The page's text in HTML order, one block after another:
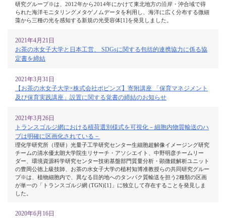
研究グループ※は、2012年から2014年にかけて東北地方の沿岸・沖合域で得
られた海洋モニタリングメタゲノムデータを利用し、海洋に広く分布する微細
藻から三種の光を感知する新規の光受容体[1]を発見しました。
2021年4月21日
お茶の水女子大学と日本工営、 SDGsに関する包括的連携協力に係る協
定書を締結
2021年3月31日
【お茶の水女子大学×株式会社ポピンズ】寄附講座 「保育マネジメント
及び保育実践講座」設置に関する覚書の締結のお知らせ
2021年3月26日
トランスゴルジ網における積荷選別様式を可視化－細胞内物質輸送のハ
ブは明確に区画化されている－
理化学研究所（理研）光量子工学研究センター生細胞超解像イメージング研究
チームの清水優太朗大学院生リサーチ・アソシエイト、中野明彦チームリー
ダー、環境資源科学研究センター技術基盤部門質量分析・顕微鏡解析ユニット
の豊岡公徳上級技師、お茶の水女子大学の植村知博准教授らの共同研究グルー
プ※は、植物細胞内で、異なる目的地へのタンパク質輸送を担う2種類の区画
が単一の「トランスゴルジ網 (TGN)[1]」に独立して存在することを発見しま
した。
2020年6月16日